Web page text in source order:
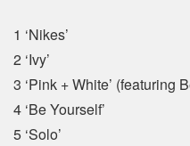
1 ‘Nikes’
2 ‘Ivy’
3 ‘Pink + White’ (featuring
4 ‘Be Yourself’
5 ‘Solo’